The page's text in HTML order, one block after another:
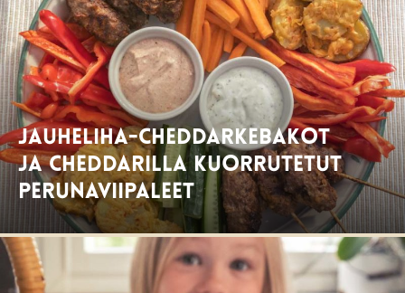
Jauheliha-cheddarkebakot
ja cheddarilla kuorrutetut
perunaviipaleet